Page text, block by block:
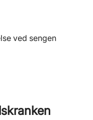
ved sengen